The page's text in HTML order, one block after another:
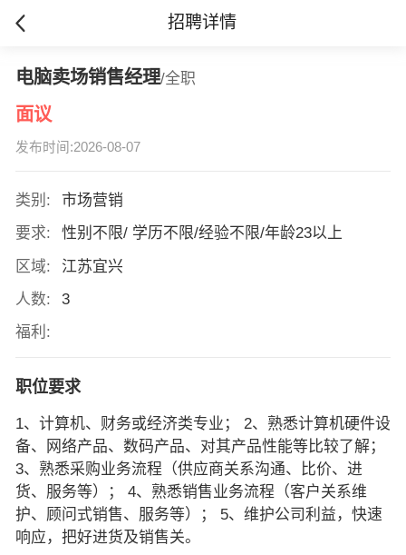
招聘详情
电脑卖场销售经理/全职
面议
发布时间:2026-08-07
类别:
市场营销
要求:
性别不限/ 学历不限/经验不限/年龄23以上
区域:
江苏宜兴
人数:
3
福利:
职位要求
1、计算机、财务或经济类专业； 2、熟悉计算机硬件设
备、网络产品、数码产品、对其产品性能等比较了解；
3、熟悉采购业务流程（供应商关系沟通、比价、进
货、服务等）； 4、熟悉销售业务流程（客户关系维
护、顾问式销售、服务等）； 5、维护公司利益，快速
响应，把好进货及销售关。